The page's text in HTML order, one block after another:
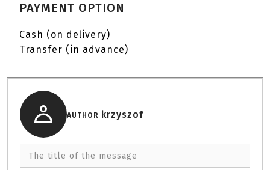
PAYMENT OPTION
Cash (on delivery)
Transfer (in advance)
AUTHOR krzyszof
The title of the message